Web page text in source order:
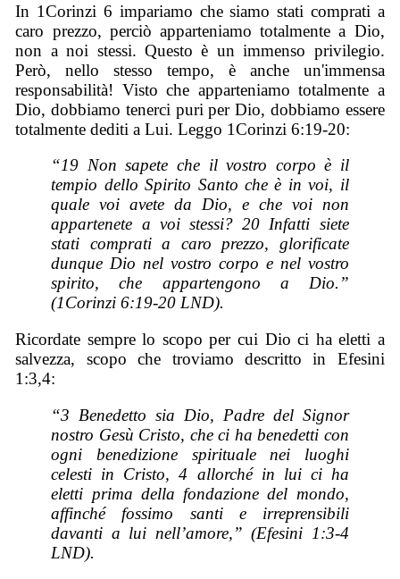
In 1Corinzi 6 impariamo che siamo stati comprati a
caro prezzo, perciò apparteniamo totalmente a Dio,
non a noi stessi. Questo è un immenso privilegio.
Però, nello stesso tempo, è anche un'immensa
responsabilità! Visto che apparteniamo totalmente a
Dio, dobbiamo tenerci puri per Dio, dobbiamo essere
totalmente dediti a Lui. Leggo 1Corinzi 6:19-20:
“19 Non sapete che il vostro corpo è il
tempio dello Spirito Santo che è in voi, il
quale voi avete da Dio, e che voi non
appartenete a voi stessi? 20 Infatti siete
stati comprati a caro prezzo, glorificate
dunque Dio nel vostro corpo e nel vostro
spirito, che appartengono a Dio.”
(1Corinzi 6:19-20 LND).
Ricordate sempre lo scopo per cui Dio ci ha eletti a
salvezza, scopo che troviamo descritto in Efesini
1:3,4:
“3 Benedetto sia Dio, Padre del Signor
nostro Gesù Cristo, che ci ha benedetti con
ogni benedizione spirituale nei luoghi
celesti in Cristo, 4 allorché in lui ci ha
eletti prima della fondazione del mondo,
affinché fossimo santi e irreprensibili
davanti a lui nell’amore,” (Efesini 1:3-4
LND).